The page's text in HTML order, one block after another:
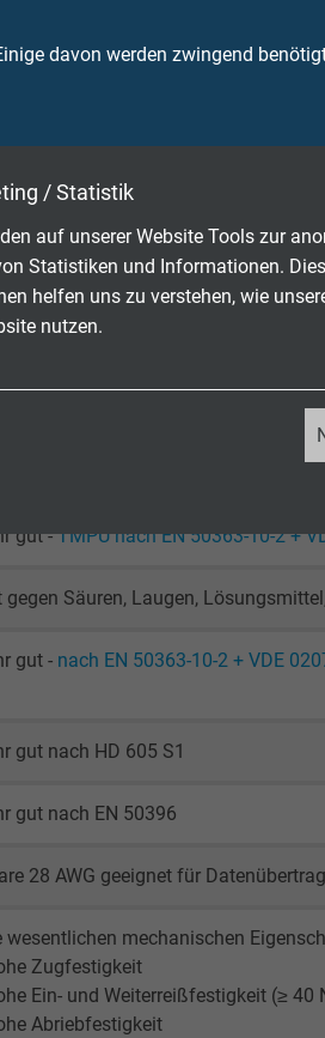
davon werden zwingend
/ Statistik
auf unserer Website Tools zur
Statistiken und Informationen.
helfen uns zu verstehen, wie
nutzen.
Erzeugt statistische Daten
2 Jahre
Cookie von Google für Website-
Besucher die Website nutzt.
_gid, Google Analytics
Schirm 600 V
verlegt: 5 x d
beweglich: 10 x d
gut -TMPU nach EN 50363-10-2 +
gegen Säuren, Laugen,
gut - nach EN 50363-10-2 + VDE
gut nach HD 605 S1
gut nach EN 50396
28 AWG geeignet für
wesentlichen mechanischen
Zugfestigkeit
Ein- und Weiterreißfestigkeit (≥ 40
Abriebfestigkeit